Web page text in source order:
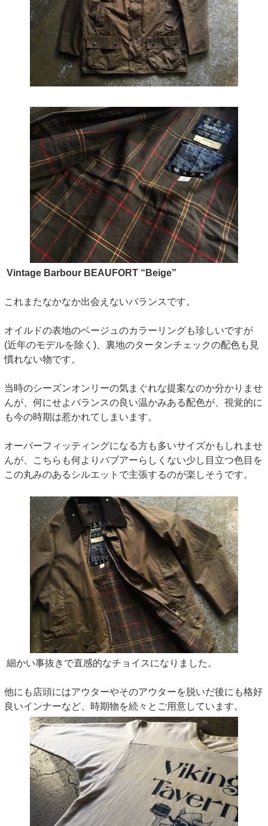
Vintage Barbour BEAUFORT “Beige”
これまたなかなか出会えないバランスです。
オイルドの表地のベージュのカラーリングも珍しいですが
(近年のモデルを除く)、裏地のタータンチェックの配色も見
慣れない物です。
当時のシーズンオンリーの気まぐれな提案なのか分かりませ
んが、何にせよバランスの良い温かみある配色が、視覚的に
も今の時期は惹かれてしまいます。
オーバーフィッティングになる方も多いサイズかもしれませ
んが、こちらも何よりバブアーらしくない少し目立つ色目を
この丸みのあるシルエットで主張するのが楽しそうです。
細かい事抜きで直感的なチョイスになりました。
他にも店頭にはアウターやそのアウターを脱いだ後にも格好
良いインナーなど、時期物を続々とご用意しています。